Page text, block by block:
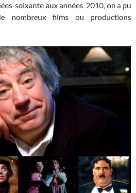
soixante aux années 2010, on a pu
nombreux films ou productions